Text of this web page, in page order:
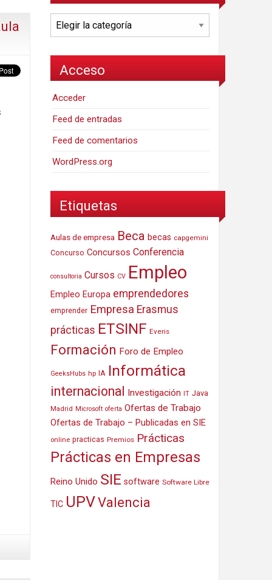
Categorías
Acceso
Acceder
Feed de entradas
Feed de comentarios
WordPress.org
Etiquetas
Aulas de empresa Beca becas capgemini
Concurso Concursos Conferencia
consultoria Cursos CV Empleo
Empleo Europa emprendedores
emprender Empresa Erasmus
prácticas ETSINF Everis
Formación Foro de Empleo
GeeksHubs hp IA Informática
internacional Investigación IT Java
Madrid Microsoft oferta Ofertas de Trabajo
Ofertas de Trabajo – Publicadas en SIE
online practicas Premios Prácticas
Prácticas en Empresas
Reino Unido SIE software Software Libre
TIC UPVValencia